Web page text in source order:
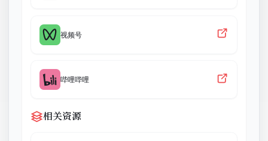
视频号
哔哩哔哩
相关资源